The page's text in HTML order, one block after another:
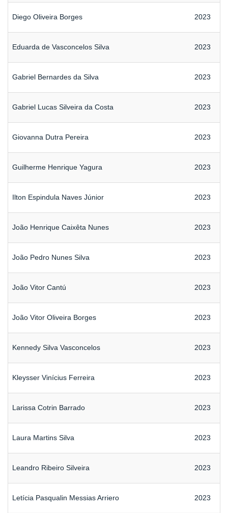
Diego Oliveira Borges 2023
Eduarda de Vasconcelos Silva 2023
Gabriel Bernardes da Silva 2023
Gabriel Lucas Silveira da Costa 2023
Giovanna Dutra Pereira 2023
Guilherme Henrique Yagura 2023
Ilton Espindula Naves Júnior 2023
João Henrique Caixêta Nunes 2023
João Pedro Nunes Silva 2023
João Vitor Cantú 2023
João Vitor Oliveira Borges 2023
Kennedy Silva Vasconcelos 2023
Kleysser Vinícius Ferreira 2023
Larissa Cotrin Barrado 2023
Laura Martins Silva 2023
Leandro Ribeiro Silveira 2023
Letícia Pasqualin Messias Arriero 2023